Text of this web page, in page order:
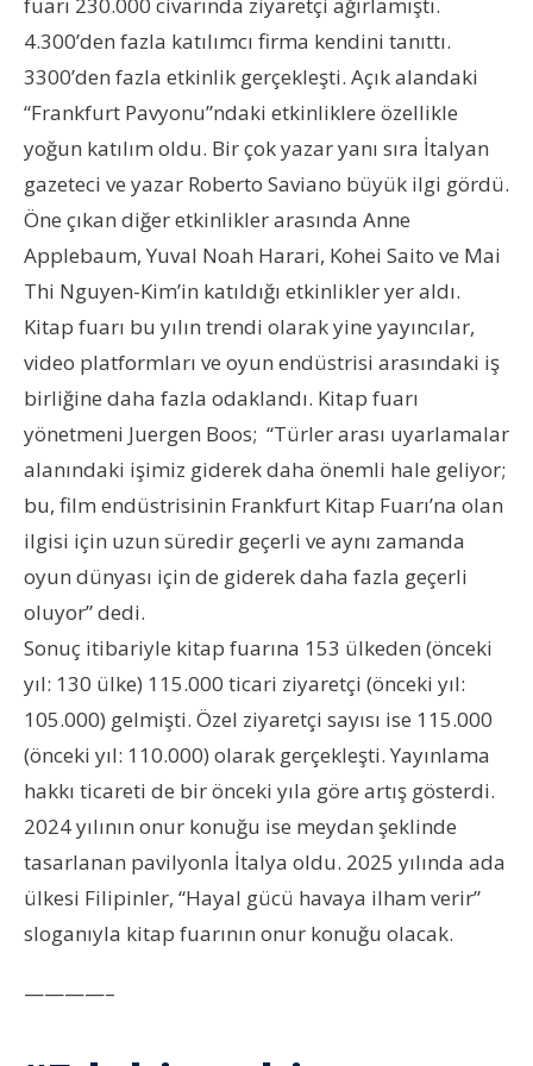
fuarı 230.000 civarında ziyaretçi ağırlamıştı.
4.300’den fazla katılımcı firma kendini tanıttı.
3300’den fazla etkinlik gerçekleşti. Açık alandaki
“Frankfurt Pavyonu”ndaki etkinliklere özellikle
yoğun katılım oldu. Bir çok yazar yanı sıra İtalyan
gazeteci ve yazar Roberto Saviano büyük ilgi gördü.
Öne çıkan diğer etkinlikler arasında Anne
Applebaum, Yuval Noah Harari, Kohei Saito ve Mai
Thi Nguyen-Kim’in katıldığı etkinlikler yer aldı.
Kitap fuarı bu yılın trendi olarak yine yayıncılar,
video platformları ve oyun endüstrisi arasındaki iş
birliğine daha fazla odaklandı. Kitap fuarı
yönetmeni Juergen Boos; “Türler arası uyarlamalar
alanındaki işimiz giderek daha önemli hale geliyor;
bu, film endüstrisinin Frankfurt Kitap Fuarı’na olan
ilgisi için uzun süredir geçerli ve aynı zamanda
oyun dünyası için de giderek daha fazla geçerli
oluyor” dedi.
Sonuç itibariyle kitap fuarına 153 ülkeden (önceki
yıl: 130 ülke) 115.000 ticari ziyaretçi (önceki yıl:
105.000) gelmişti. Özel ziyaretçi sayısı ise 115.000
(önceki yıl: 110.000) olarak gerçekleşti. Yayınlama
hakkı ticareti de bir önceki yıla göre artış gösterdi.
2024 yılının onur konuğu ise meydan şeklinde
tasarlanan pavilyonla İtalya oldu. 2025 yılında ada
ülkesi Filipinler, “Hayal gücü havaya ilham verir”
sloganıyla kitap fuarının onur konuğu olacak.
————–